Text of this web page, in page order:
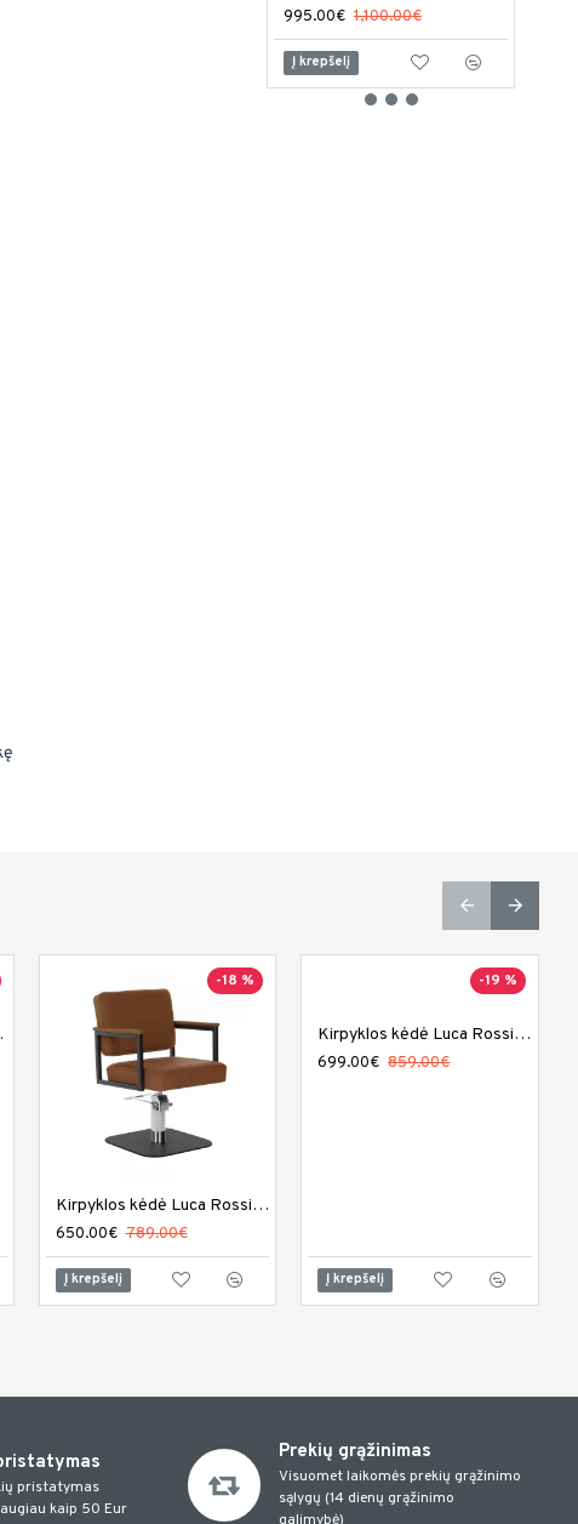
995.00€ 1,100.00€
Į krepšelį
-9 %
Barber kėdė DIR Kaiser
1,639.00€ 1,800.00€
Į krepšelį
-18 %
Kirpyklos kėdė Luca Rossini Andrea
650.00€ 789.00€
Į krepšelį
-19 %
Kirpyklos kėdė Luca Rossini Aurora
699.00€ 859.00€
Į krepšelį
pristatymas
kaip 50 Eur
Prekių grąžinimas
Visuomet laikomės prekių grąžinimo
sąlygų (14 dienų grąžinimo